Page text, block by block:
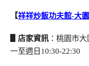
【祥祥炒飯功夫館-大
▋店家資訊 ：桃園市
一至週日10:30-22:30